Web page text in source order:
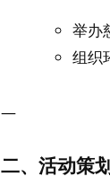
举办
组织
—
二、活动策